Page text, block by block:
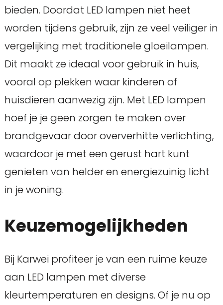
bieden. Doordat LED lampen niet heet
worden tijdens gebruik, zijn ze veel veiliger in
vergelijking met traditionele gloeilampen.
Dit maakt ze ideaal voor gebruik in huis,
vooral op plekken waar kinderen of
huisdieren aanwezig zijn. Met LED lampen
hoef je je geen zorgen te maken over
brandgevaar door oververhitte verlichting,
waardoor je met een gerust hart kunt
genieten van helder en energiezuinig licht
in je woning.
Keuzemogelijkheden
Bij Karwei profiteer je van een ruime keuze
aan LED lampen met diverse
kleurtemperaturen en designs. Of je nu op